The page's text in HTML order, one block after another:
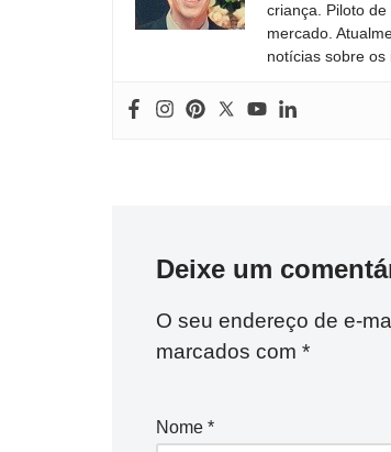
criança. Piloto
mercado.
notícias sobre os
Deixe um
O seu endereço de e-
marcados com *
Nome *